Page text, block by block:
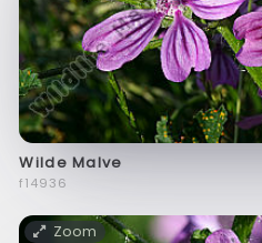
Wilde Malve
f14936
Zoom